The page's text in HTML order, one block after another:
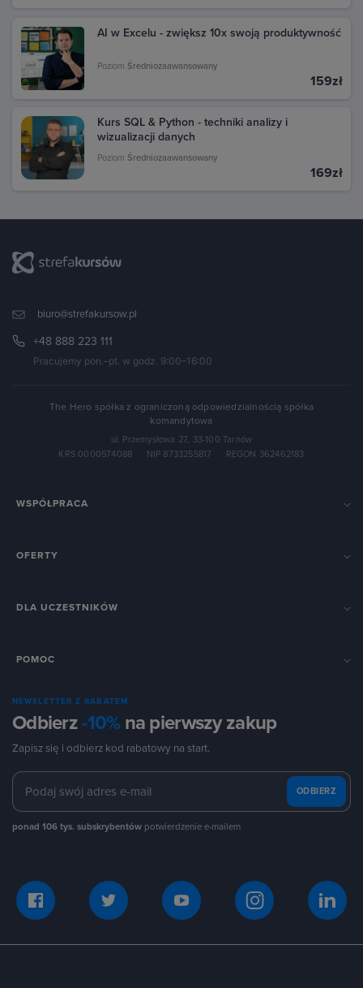
AI w Excelu - zwiększ 10x swoją produktywność
Poziom Średniozaawansowany
159zł
Kurs SQL & Python - techniki analizy i
wizualizacji danych
Poziom Średniozaawansowany
169zł
biuro@strefakursow.pl
+48 888 223 111
Pracujemy pon.–pt. w godz. 9:00–16:00
The Hero spółka z ograniczoną odpowiedzialnością spółka
komandytowa
ul. Przemysłowa 27, 33-100 Tarnów
KRS 0000574088
NIP 8733255817 REGON 362462183
WSPÓŁPRACA
OFERTY
DLA UCZESTNIKÓW
POMOC
NEWSLETTER Z RABATEM
Odbierz-10%na pierwszy zakup
Zapisz się i odbierz kod rabatowy na start.
ODBIERZ
ponad 106 tys. subskrybentów potwierdzenie e-mailem